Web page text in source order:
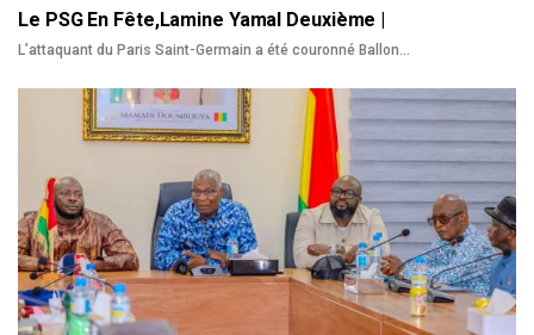
Le PSG En Fête,Lamine Yamal Deuxième |
L’attaquant du Paris Saint-Germain a été couronné Ballon…